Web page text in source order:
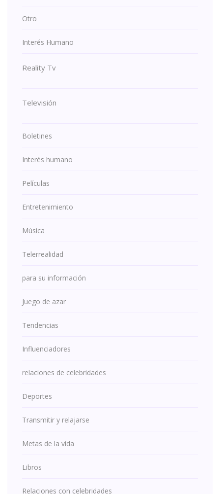
Otro
Interés Humano
Reality Tv
Televisión
Boletines
Interés humano
Películas
Entretenimiento
Música
Telerrealidad
para su información
Juego de azar
Tendencias
Influenciadores
relaciones de celebridades
Deportes
Transmitir y relajarse
Metas de la vida
Libros
Relaciones con celebridades